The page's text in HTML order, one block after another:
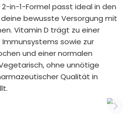
2-in-1-Formel passt ideal in den
bewusste Versorgung mit
Vitamin D trägt zu einer
sowie zur
und einer normalen
ohne unnötige
Qualität in